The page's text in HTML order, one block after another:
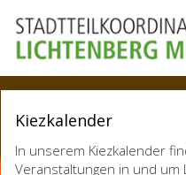
Kiezkalender
In unserem Kiezkalender
Veranstaltungen in und um